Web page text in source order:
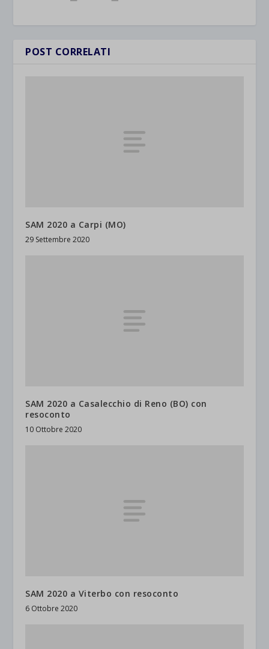
POST CORRELATI
SAM 2020 a Carpi (MO)
29 Settembre 2020
SAM 2020 a Casalecchio di Reno (BO) con
resoconto
10 Ottobre 2020
SAM 2020 a Viterbo con resoconto
6 Ottobre 2020